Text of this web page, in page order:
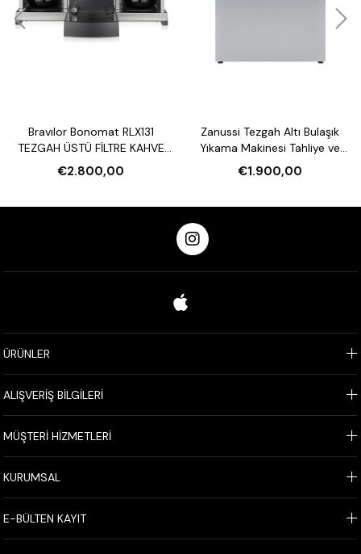
Bravılor Bonomat RLX131
TEZGAH ÜSTÜ FİLTRE KAHVE
MAKİNESİ VE SU ISITICI
€2.800,00
Zanussi Tezgah Altı Bulaşık
Yıkama Makinesi Tahliye ve
Parlatıcı Pompalı
€1.900,00
ÜRÜNLER
ALIŞVERİŞ BİLGİLERİ
MÜŞTERİ HİZMETLERİ
KURUMSAL
E-BÜLTEN KAYIT